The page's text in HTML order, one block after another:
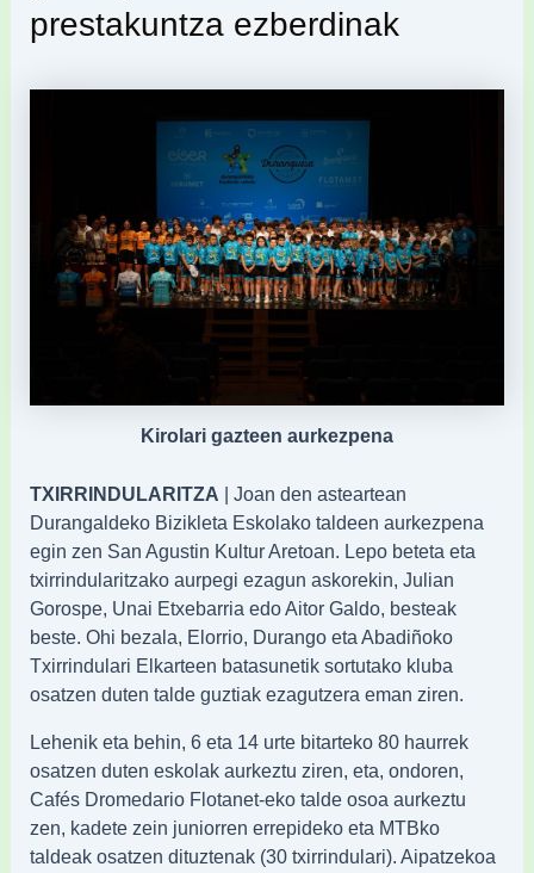
prestakuntza ezberdinak
Kirolari gazteen aurkezpena
TXIRRINDULARITZA | Joan den asteartean
Durangaldeko Bizikleta Eskolako taldeen aurkezpena
egin zen San Agustin Kultur Aretoan. Lepo beteta eta
txirrindularitzako aurpegi ezagun askorekin, Julian
Gorospe, Unai Etxebarria edo Aitor Galdo, besteak
beste. Ohi bezala, Elorrio, Durango eta Abadiñoko
Txirrindulari Elkarteen batasunetik sortutako kluba
osatzen duten talde guztiak ezagutzera eman ziren.
Lehenik eta behin, 6 eta 14 urte bitarteko 80 haurrek
osatzen duten eskolak aurkeztu ziren, eta, ondoren,
Cafés Dromedario Flotanet-eko talde osoa aurkeztu
zen, kadete zein juniorren errepideko eta MTBko
taldeak osatzen dituztenak (30 txirrindulari). Aipatzekoa